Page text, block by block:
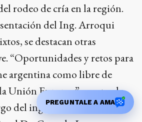
rodeo de cría en la región.
del Ing. Arroqui
se destacan otras
“Oportunidades y retos para
argentina como libre de
Unión Europea”, es una de
del ingeniero Adrián
PREGUNTALE A AMA